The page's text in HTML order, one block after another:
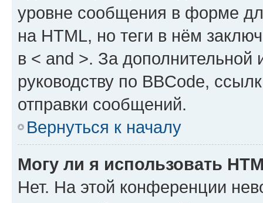
уровне сообщения в форме
на HTML, но теги в нём
в < and >. За
руководству по BBCode,
отправки сообщений.
Вернуться к началу
Могу ли я использовать
Нет. На этой конференции